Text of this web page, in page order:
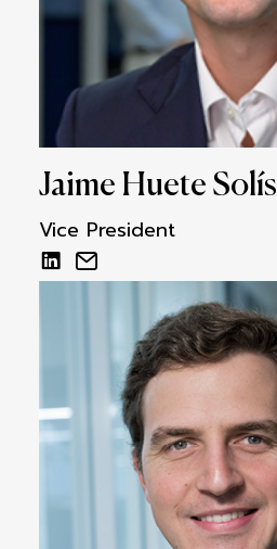
Jaime Huete Solís
Vice President